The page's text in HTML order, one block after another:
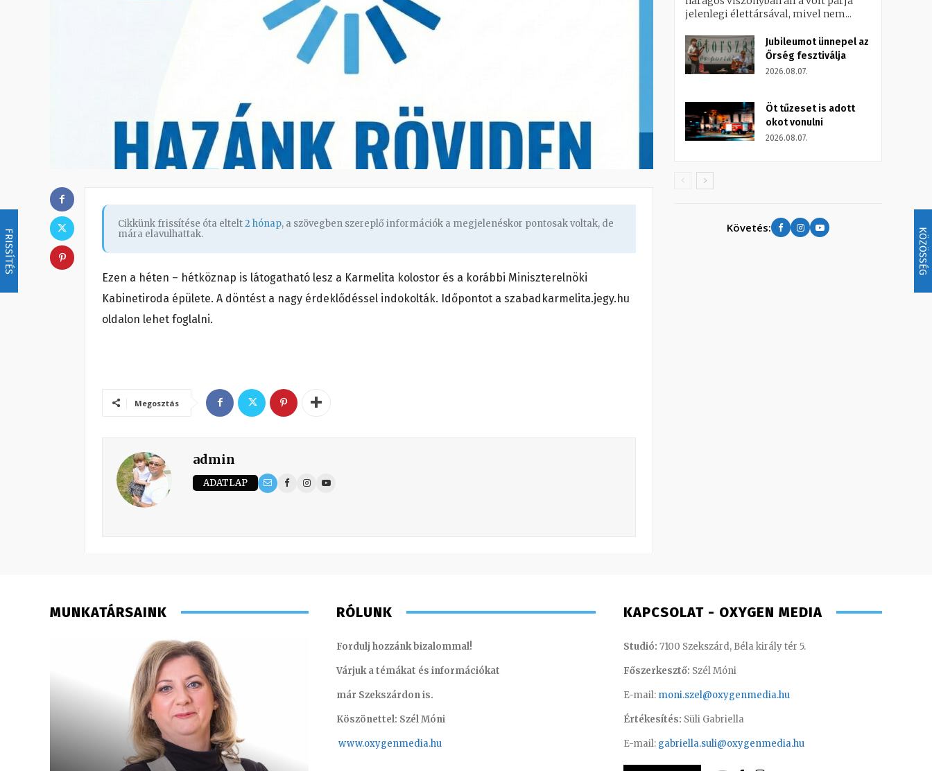
FRISSÍTÉS KÖZÖSSÉG
Cikkünk frissítése óta eltelt2 hónap, a szövegben szereplő információk a megjelenéskor pontosak voltak, de
mára elavulhattak.
Ezen a héten – hétköznap is látogatható lesz a Karmelita kolostor és a korábbi Miniszterelnöki
Kabinetiroda épülete. A döntést a nagy érdeklődéssel indokolták. Időpontot a szabadkarmelita.jegy.hu
oldalon lehet foglalni.
Megosztás
admin
ADATLAP
jelenlegi élettársával, mivel nem...
Jubileumot ünnepel az
Őrség fesztiválja
2026.08.07.
Öt tűzeset is adott
okot vonulni
2026.08.07.
Követés:
MUNKATÁRSAINK RÓLUNK
Fordulj hozzánk bizalommal!
Várjuk a témákat és információkat
már Szekszárdon is.
Köszönettel: Szél Móni
www.oxygenmedia.hu
KAPCSOLAT - OXYGEN MEDIA
Studió: 7100 Szekszárd, Béla király tér 5.
Főszerkesztő: Szél Móni
E-mail: moni.szel@oxygenmedia.hu
Értékesítés: Süli Gabriella
E-mail: gabriella.suli@oxygenmedia.hu